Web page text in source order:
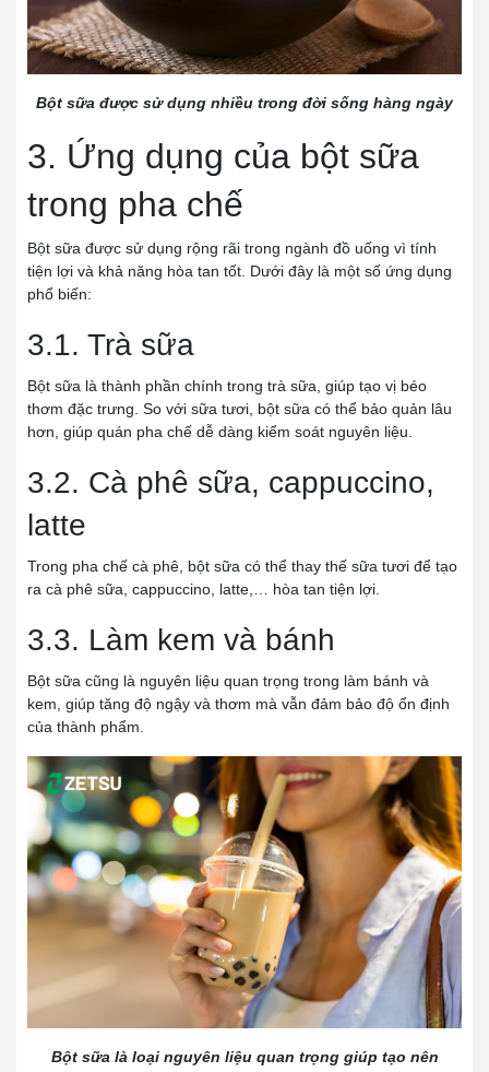
Bột sữa được sử dụng nhiều trong đời sống hàng ngày
3. Ứng dụng của bột sữa
trong pha chế
Bột sữa được sử dụng rộng rãi trong ngành đồ uống vì tính
tiện lợi và khả năng hòa tan tốt. Dưới đây là một số ứng dụng
phổ biến:
3.1. Trà sữa
Bột sữa là thành phần chính trong trà sữa, giúp tạo vị béo
thơm đặc trưng. So với sữa tươi, bột sữa có thể bảo quản lâu
hơn, giúp quán pha chế dễ dàng kiểm soát nguyên liệu.
3.2. Cà phê sữa, cappuccino,
latte
Trong pha chế cà phê, bột sữa có thể thay thế sữa tươi để tạo
ra cà phê sữa, cappuccino, latte,… hòa tan tiện lợi.
3.3. Làm kem và bánh
Bột sữa cũng là nguyên liệu quan trọng trong làm bánh và
kem, giúp tăng độ ngậy và thơm mà vẫn đảm bảo độ ổn định
của thành phẩm.
Bột sữa là loại nguyên liệu quan trọng giúp tạo nên